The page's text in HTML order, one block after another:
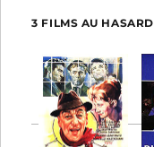
3 FILMS AU HASARD